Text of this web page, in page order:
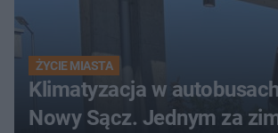
ŻYCIE MIASTA
Klimatyzacja w
Nowy Sącz. Jednym za